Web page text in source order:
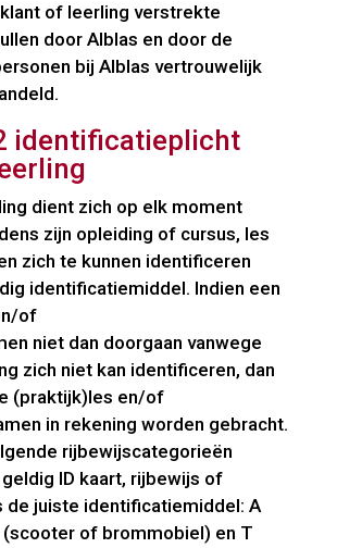
of leerling verstrekte
door Alblas en door de
bij Alblas vertrouwelijk
identificatieplicht
dient zich op elk moment
zijn opleiding of cursus, les
zich te kunnen identificeren
identificatiemiddel. Indien een
of
niet dan doorgaan vanwege
zich niet kan identificeren, dan
(praktijk)les en/of
in rekening worden gebracht.
rijbewijscategorieën
ID kaart, rijbewijs of
de juiste identificatiemiddel: A
(scooter of brommobiel) en T